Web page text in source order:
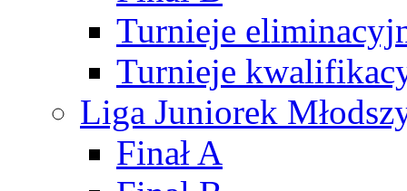
Turnieje
Turnieje
Liga Juniorek
Finał A